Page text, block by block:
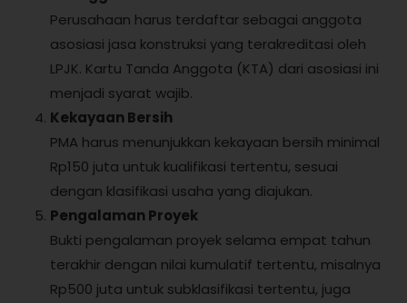
Perusahaan harus terdaftar sebagai anggota
asosiasi jasa konstruksi yang terakreditasi oleh
LPJK. Kartu Tanda Anggota (KTA) dari asosiasi ini
menjadi syarat wajib.
Kekayaan Bersih
PMA harus menunjukkan kekayaan bersih minimal
Rp150 juta untuk kualifikasi tertentu, sesuai
dengan klasifikasi usaha yang diajukan.
Pengalaman Proyek
Bukti pengalaman proyek selama empat tahun
terakhir dengan nilai kumulatif tertentu, misalnya
Rp500 juta untuk subklasifikasi tertentu, juga